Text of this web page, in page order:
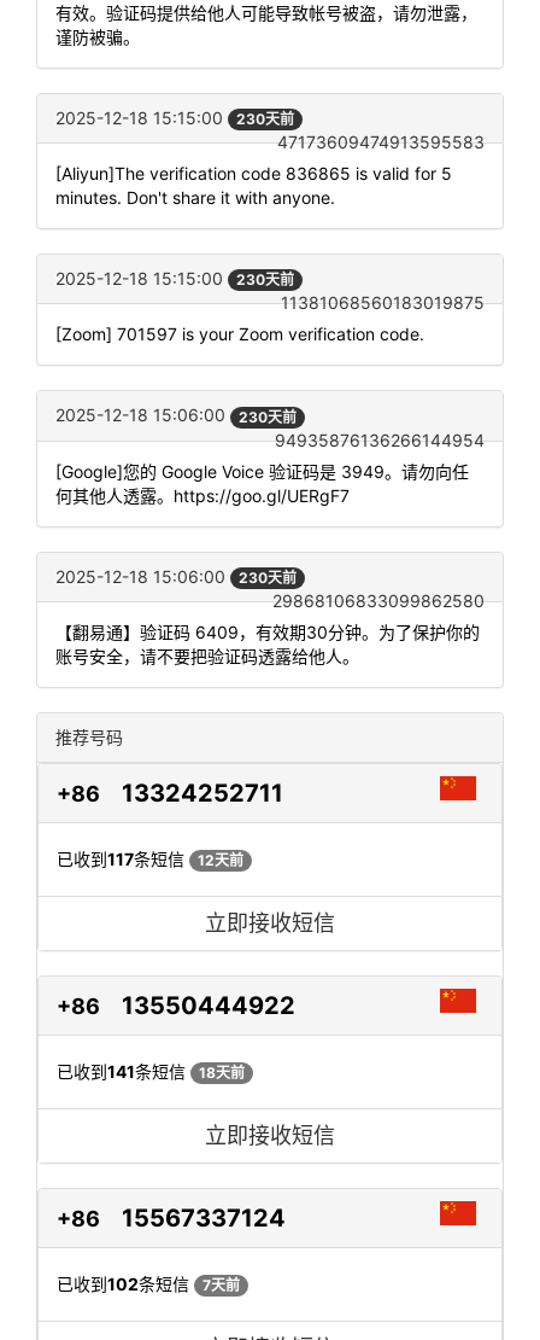
有效。验证码提供给他人可能导致帐号被盗，请勿泄露，
谨防被骗。
2025-12-18 15:15:00 230天前
47173609474913595583
[Aliyun]The verification code 836865 is valid for 5
minutes. Don't share it with anyone.
2025-12-18 15:15:00 230天前
11381068560183019875
[Zoom] 701597 is your Zoom verification code.
2025-12-18 15:06:00 230天前
94935876136266144954
[Google]您的 Google Voice 验证码是 3949。请勿向任
何其他人透露。https://goo.gl/UERgF7
2025-12-18 15:06:00 230天前
29868106833099862580
【翻易通】验证码 6409，有效期30分钟。为了保护你的
账号安全，请不要把验证码透露给他人。
推荐号码
+86 13324252711
已收到117条短信 12天前
立即接收短信
+86 13550444922
已收到141条短信 18天前
立即接收短信
+86 15567337124
已收到102条短信 7天前